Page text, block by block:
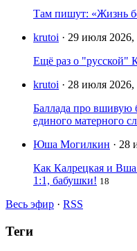
Там пишут: «Жизнь
krutoi · 29 июля 2026,
Ещё раз о "русской"
krutoi · 28 июля 2026,
Баллада про вшивую
единого матерного
Юша Могилкин · 28
Как Калрецкая и
1:1, бабушки! 18
Весь эфир · RSS
Теги